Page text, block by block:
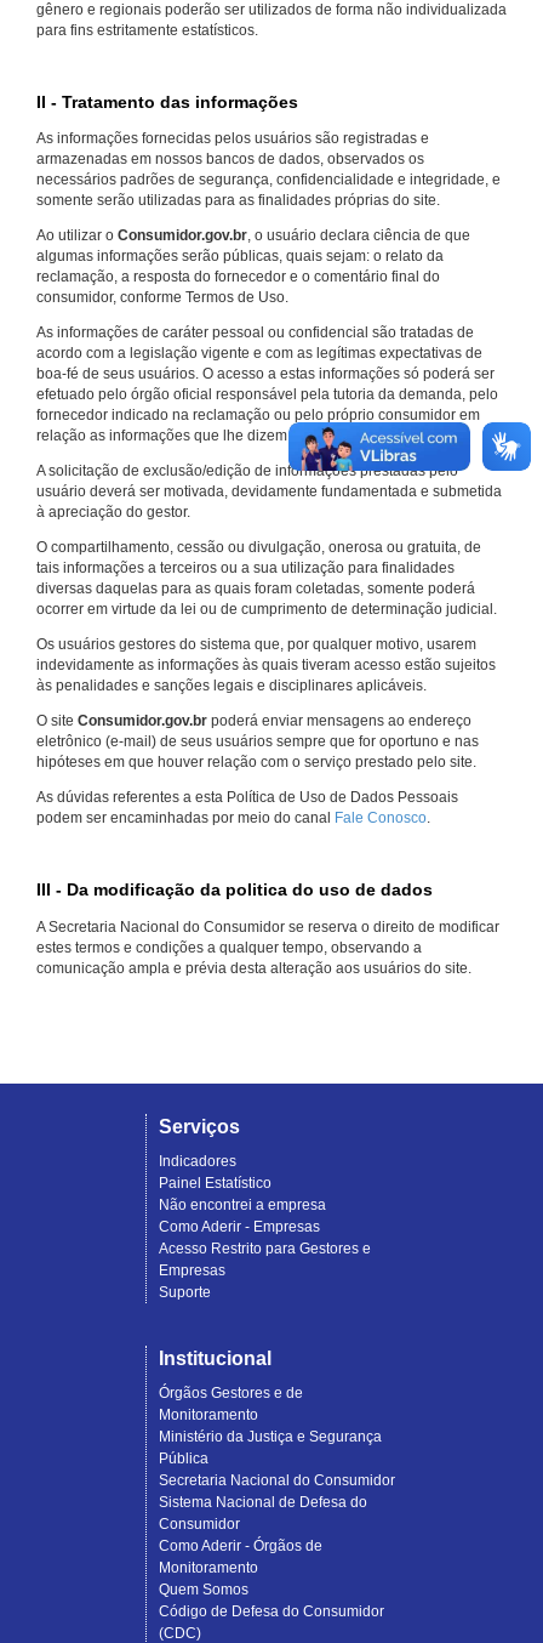
gênero e regionais poderão ser utilizados de forma não individualizada
para fins estritamente estatísticos.
II - Tratamento das informações
As informações fornecidas pelos usuários são registradas e
armazenadas em nossos bancos de dados, observados os
necessários padrões de segurança, confidencialidade e integridade, e
somente serão utilizadas para as finalidades próprias do site.
Ao utilizar o Consumidor.gov.br, o usuário declara ciência de que
algumas informações serão públicas, quais sejam: o relato da
reclamação, a resposta do fornecedor e o comentário final do
consumidor, conforme Termos de Uso.
As informações de caráter pessoal ou confidencial são tratadas de
acordo com a legislação vigente e com as legítimas expectativas de
boa-fé de seus usuários. O acesso a estas informações só poderá ser
efetuado pelo órgão oficial responsável pela tutoria da demanda, pelo
fornecedor indicado na reclamação ou pelo próprio consumidor em
relação as informações que lhe dizem respeito.
A solicitação de exclusão/edição de informações prestadas pelo
usuário deverá ser motivada, devidamente fundamentada e submetida
à apreciação do gestor.
O compartilhamento, cessão ou divulgação, onerosa ou gratuita, de
tais informações a terceiros ou a sua utilização para finalidades
diversas daquelas para as quais foram coletadas, somente poderá
ocorrer em virtude da lei ou de cumprimento de determinação judicial.
Os usuários gestores do sistema que, por qualquer motivo, usarem
indevidamente as informações às quais tiveram acesso estão sujeitos
às penalidades e sanções legais e disciplinares aplicáveis.
O site Consumidor.gov.br poderá enviar mensagens ao endereço
eletrônico (e-mail) de seus usuários sempre que for oportuno e nas
hipóteses em que houver relação com o serviço prestado pelo site.
As dúvidas referentes a esta Política de Uso de Dados Pessoais
podem ser encaminhadas por meio do canal Fale Conosco.
III - Da modificação da politica do uso de dados
A Secretaria Nacional do Consumidor se reserva o direito de modificar
estes termos e condições a qualquer tempo, observando a
comunicação ampla e prévia desta alteração aos usuários do site.
Serviços
Indicadores
Painel Estatístico
Não encontrei a empresa
Como Aderir - Empresas
Acesso Restrito para Gestores e
Empresas
Suporte
Institucional
Órgãos Gestores e de
Monitoramento
Ministério da Justiça e Segurança
Pública
Secretaria Nacional do Consumidor
Sistema Nacional de Defesa do
Consumidor
Como Aderir - Órgãos de
Monitoramento
Quem Somos
Código de Defesa do Consumidor
(CDC)